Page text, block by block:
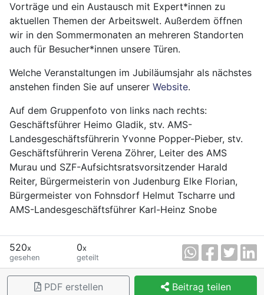
Vorträge und ein Austausch mit Expert*innen zu
aktuellen Themen der Arbeitswelt. Außerdem öffnen
wir in den Sommermonaten an mehreren Standorten
auch für Besucher*innen unsere Türen.
Welche Veranstaltungen im Jubiläumsjahr als nächstes
anstehen finden Sie auf unserer Website.
Auf dem Gruppenfoto von links nach rechts:
Geschäftsführer Heimo Gladik, stv. AMS-
Landesgeschäftsführerin Yvonne Popper-Pieber, stv.
Geschäftsführerin Verena Zöhrer, Leiter des AMS
Murau und SZF-Aufsichtsratsvorsitzender Harald
Reiter, Bürgermeisterin von Judenburg Elke Florian,
Bürgermeister von Fohnsdorf Helmut Tscharre und
AMS-Landesgeschäftsführer Karl-Heinz Snobe
520x
gesehen
0x
geteilt
PDF erstellen Beitrag teilen